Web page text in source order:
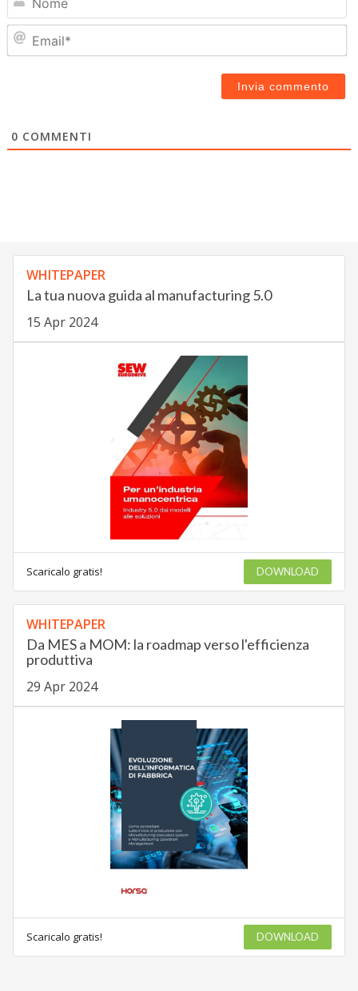
0 COMMENTI
WHITEPAPER
La tua nuova guida al manufacturing 5.0
15 Apr 2024
Scaricalo gratis! DOWNLOAD
WHITEPAPER
Da MES a MOM: la roadmap verso l'efficienza
produttiva
29 Apr 2024
Scaricalo gratis! DOWNLOAD